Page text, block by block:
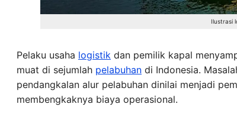
Ilustrasi
Pelaku usaha logistik dan pemilik kapal
muat di sejumlah pelabuhan di Indonesia.
pendangkalan alur pelabuhan dinilai menjadi
membengkaknya biaya operasional.